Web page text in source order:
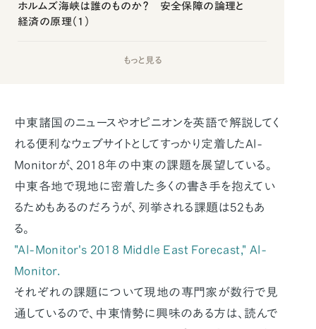
ホルムズ海峡は誰のものか？ 安全保障の論理と
経済の原理（1）
もっと見る
中東諸国のニュースやオピニオンを英語で解説してく
れる便利なウェブサイトとしてすっかり定着したAl-
Monitorが、2018年の中東の課題を展望している。
中東各地で現地に密着した多くの書き手を抱えてい
るためもあるのだろうが、列挙される課題は52もあ
る。
"Al-Monitor's 2018 Middle East Forecast," Al-
Monitor.
それぞれの課題について現地の専門家が数行で見
通しているので、中東情勢に興味のある方は、読んで